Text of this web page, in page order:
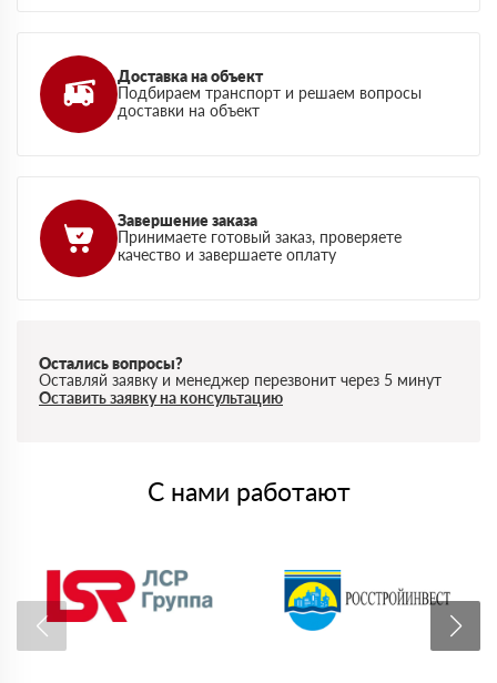
Доставка на объект
Подбираем транспорт и решаем вопросы
доставки на объект
Завершение заказа
Принимаете готовый заказ, проверяете
качество и завершаете оплату
Остались вопросы?
Оставляй заявку и менеджер перезвонит через 5 минут
Оставить заявку на консультацию
С нами работают